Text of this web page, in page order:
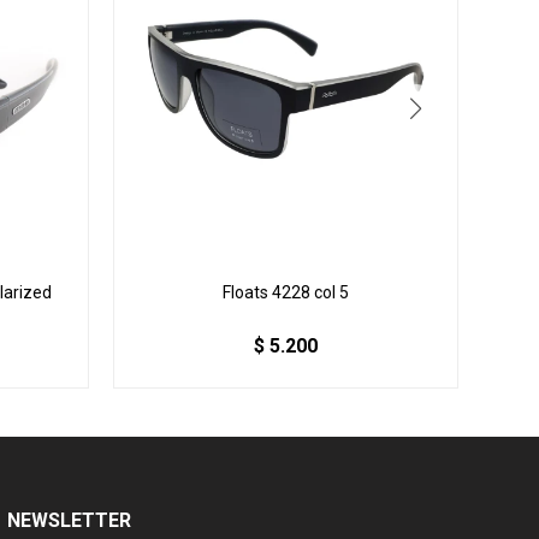
Floats 4228 col 5
$ 5.200
NEWSLETTER